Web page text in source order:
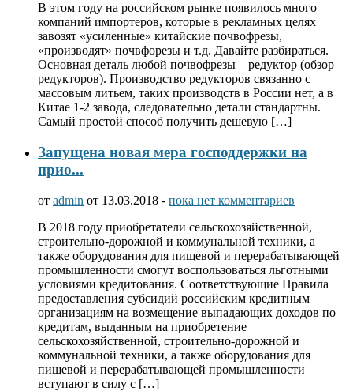
В этом году на российском рынке появилось много
компаний импортеров, которые в рекламных целях
завозят «усиленные» китайские почвофрезы,
«производят» почвфорезы и т.д. Давайте разбираться.
Основная деталь любой почвофрезы – редуктор (обзор
редукторов). Производство редукторов связанно с
массовым литьем, таких производств в России нет, а в
Китае 1-2 завода, следовательно детали стандартны.
Самый простой способ получить дешевую […]
Запущена новая мера господдержки на
прио...
от admin от 13.03.2018 - пока нет комментариев
В 2018 году приобретатели сельскохозяйственной,
строительно-дорожной и коммунальной техники, а
также оборудования для пищевой и перерабатывающей
промышленности смогут воспользоваться льготными
условиями кредитования. Соответствующие Правила
предоставления субсидий российским кредитным
организациям на возмещение выпадающих доходов по
кредитам, выданным на приобретение
сельскохозяйственной, строительно-дорожной и
коммунальной техники, а также оборудования для
пищевой и перерабатывающей промышленности
вступают в силу с […]